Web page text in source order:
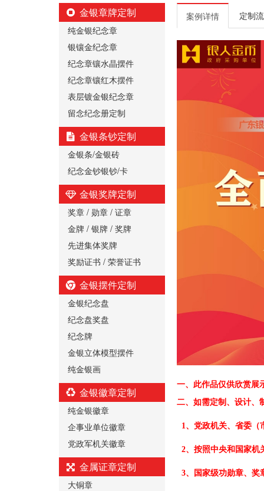
金银章牌定制
纯金银纪念章
银镶金纪念章
纪念章镶水晶摆件
纪念章镶红木摆件
表层镀金银纪念章
留念纪念册定制
金银条钞定制
金银条/金银砖
纪念金钞银钞/卡
金银奖牌定制
奖章 / 勋章 / 证章
金牌 / 银牌 / 奖牌
先进集体奖牌
奖励证书 / 荣誉证书
金银摆件定制
金银纪念盘
纪念盘奖盘
纪念牌
金银立体模型摆件
纯金银画
金银徽章定制
纯金银徽章
企事业单位徽章
党政军机关徽章
金属证章定制
大铜章
案例详情 定制
一、 此作品仅供欣赏展
二、 如需定制、设计、
1、党政机关、省委（
2、按照中央和国家机
3、国家级功勋章、奖